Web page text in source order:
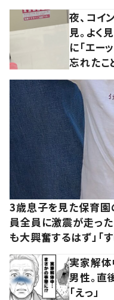
夜、コイ
見。よく
に「エー
忘れたこ
3歳息子を見た保育園
員全員に激震が走っ
も大興奮するはず」「す
実家解
男性。直
「えっ」